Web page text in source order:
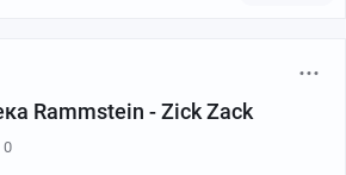
Rammstein - Zick Zack
0